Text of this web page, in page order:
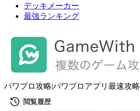
デッキメーカー
最強ランキング
パワプロ攻略|パワプロアプリ最速攻略